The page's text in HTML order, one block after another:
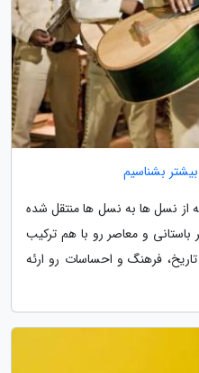
بشناسیم
از نسل ها به نسل ها منتقل شده
باستانی و معاصر رو با هم ترکیب
فرهنگ و احساسات رو ارئه